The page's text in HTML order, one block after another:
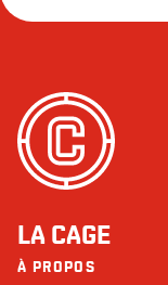
LA CAGE
À PROPOS